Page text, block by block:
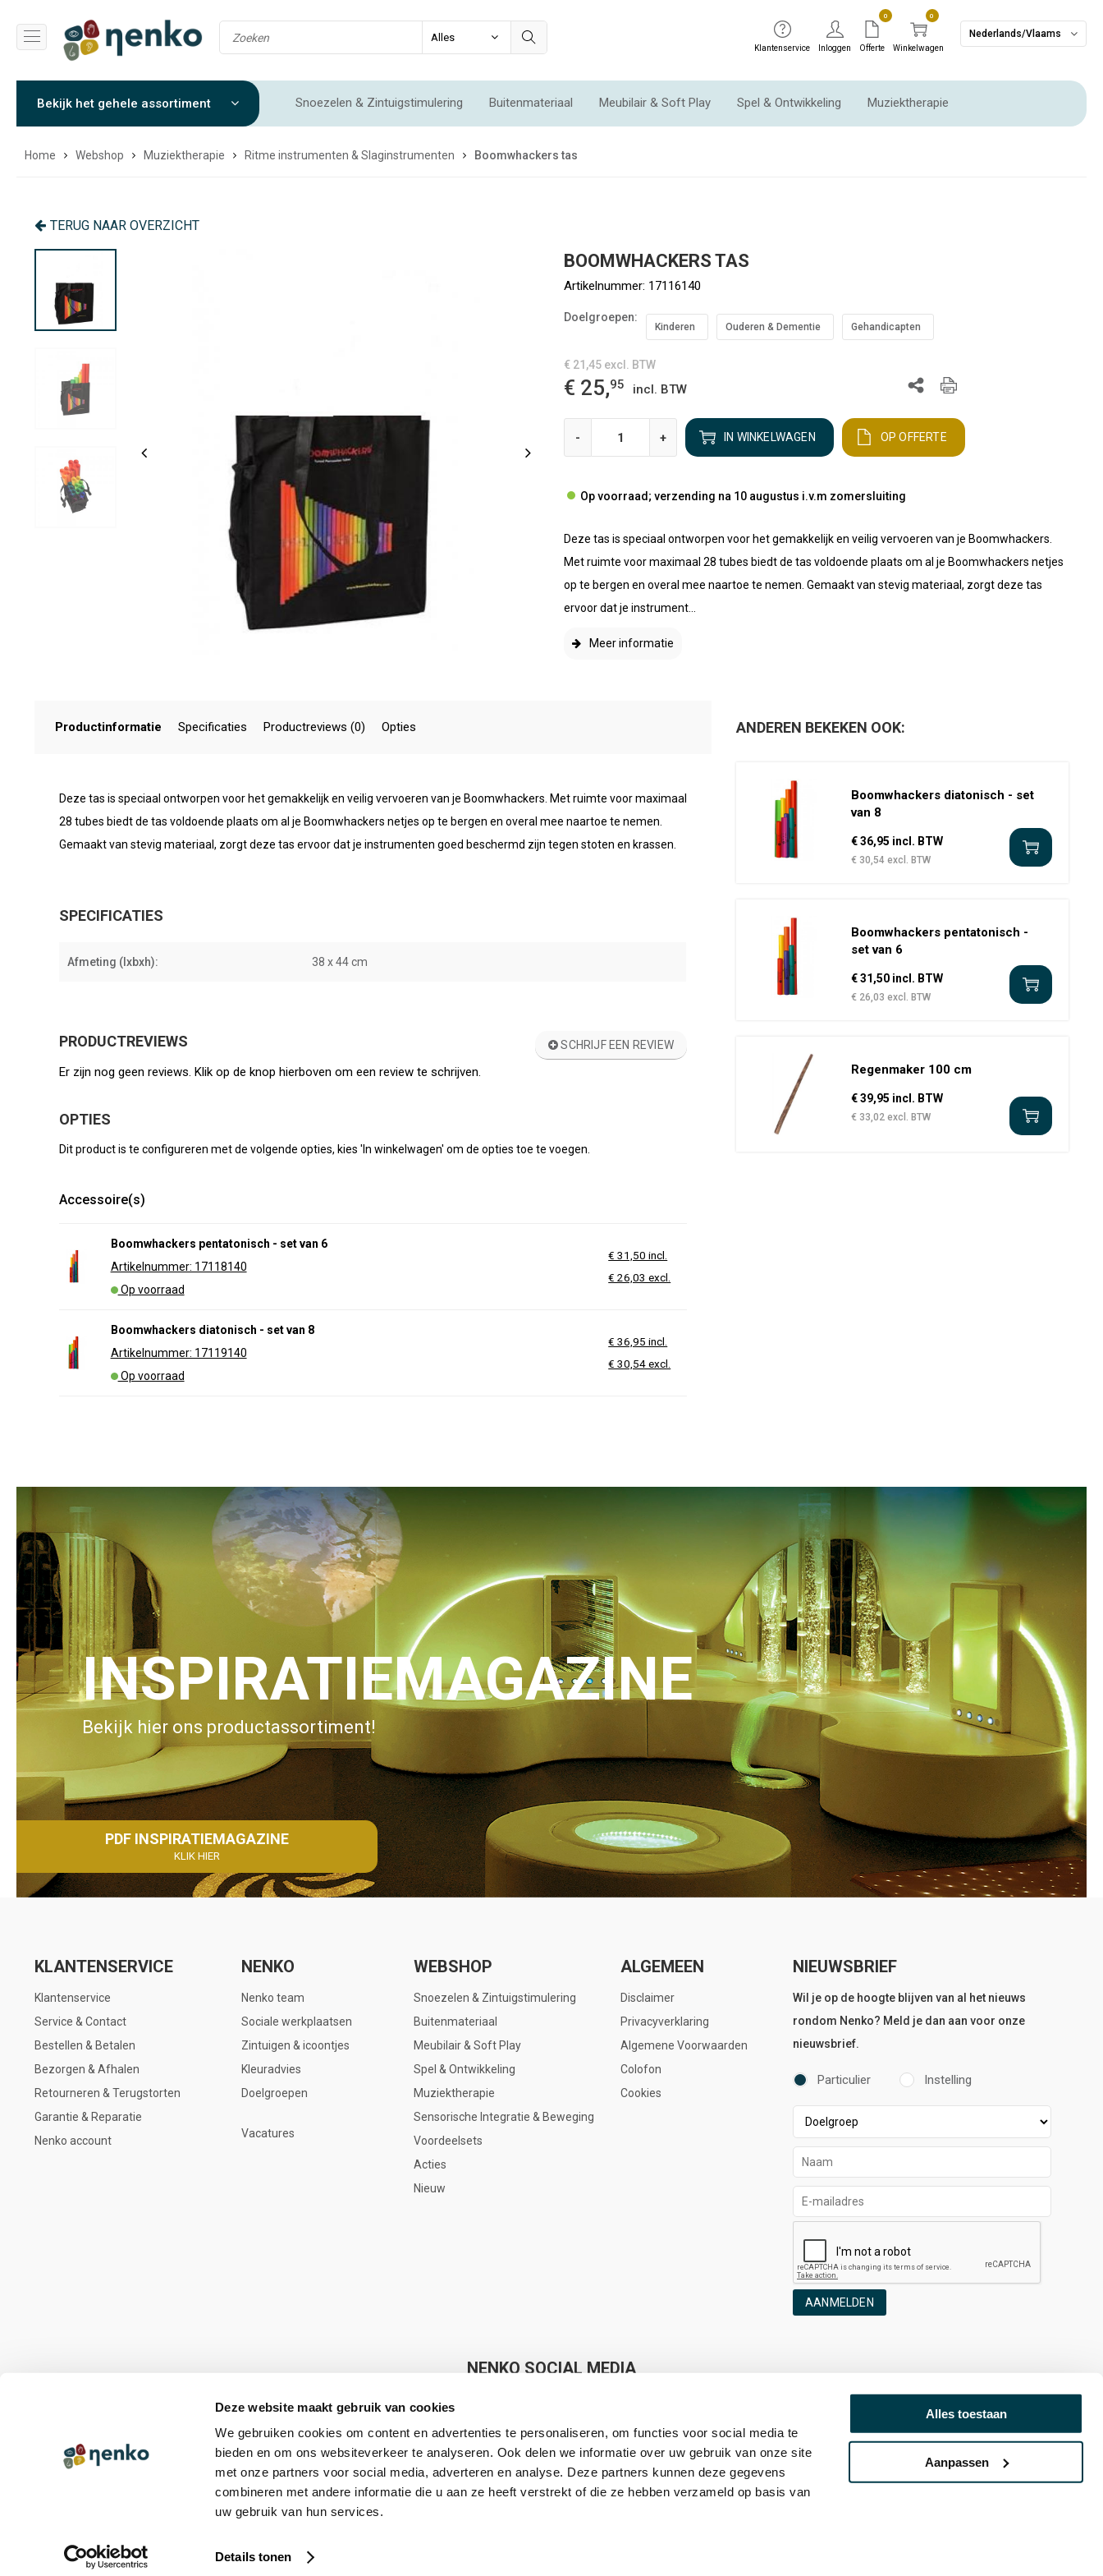
Deze website maakt gebruik van cookies
We gebruiken cookies om content en advertenties te personaliseren, om functies voor social media te
bieden en om ons websiteverkeer te analyseren. Ook delen we informatie over uw gebruik van onze site
met onze partners voor social media, adverteren en analyse. Deze partners kunnen deze gegevens
combineren met andere informatie die u aan ze heeft verstrekt of die ze hebben verzameld op basis van
uw gebruik van hun services.
Details tonen
Alles toestaan
Aanpassen
Klantenservice Inloggen
0
Offerte
0
Winkelwagen
Nederlands/Vlaams
Bekijk het gehele assortiment Snoezelen & Zintuigstimulering Buitenmateriaal Meubilair & Soft Play Spel & Ontwikkeling Muziektherapie
Sensorische Integratie & Beweging Voordeelsets
Home Webshop Muziektherapie Ritme instrumenten & Slaginstrumenten Boomwhackers tas
TERUG NAAR OVERZICHT
BOOMWHACKERS TAS
Artikelnummer: 17116140
Doelgroepen:
Kinderen Ouderen & Dementie Gehandicapten
€ 21,45 excl. BTW
€ 25,95 incl. BTW
- + IN WINKELWAGEN OP OFFERTE
Op voorraad; verzending na 10 augustus i.v.m zomersluiting
Deze tas is speciaal ontworpen voor het gemakkelijk en veilig vervoeren van je Boomwhackers.
Met ruimte voor maximaal 28 tubes biedt de tas voldoende plaats om al je Boomwhackers netjes
op te bergen en overal mee naartoe te nemen. Gemaakt van stevig materiaal, zorgt deze tas
ervoor dat je instrument...
Meer informatie
Productinformatie Specificaties Productreviews (0) Opties
Deze tas is speciaal ontworpen voor het gemakkelijk en veilig vervoeren van je Boomwhackers. Met ruimte voor maximaal
28 tubes biedt de tas voldoende plaats om al je Boomwhackers netjes op te bergen en overal mee naartoe te nemen.
Gemaakt van stevig materiaal, zorgt deze tas ervoor dat je instrumenten goed beschermd zijn tegen stoten en krassen.
SPECIFICATIES
Afmeting (lxbxh): 38 x 44 cm
PRODUCTREVIEWS SCHRIJF EEN REVIEW
Er zijn nog geen reviews. Klik op de knop hierboven om een review te schrijven.
OPTIES
Dit product is te configureren met de volgende opties, kies 'In winkelwagen' om de opties toe te voegen.
Accessoire(s)
Boomwhackers pentatonisch - set van 6
Artikelnummer: 17118140
Op voorraad
€ 31,50 incl.
€ 26,03 excl.
Boomwhackers diatonisch - set van 8
Artikelnummer: 17119140
Op voorraad
€ 36,95 incl.
€ 30,54 excl.
ANDEREN BEKEKEN OOK:
Boomwhackers diatonisch - set
van 8
€ 36,95 incl. BTW
€ 30,54 excl. BTW
Boomwhackers pentatonisch -
set van 6
€ 31,50 incl. BTW
€ 26,03 excl. BTW
Regenmaker 100 cm
€ 39,95 incl. BTW
€ 33,02 excl. BTW
INSPIRATIEMAGAZINE
Bekijk hier ons productassortiment!
PDF INSPIRATIEMAGAZINE
KLIK HIER
KLANTENSERVICE
Klantenservice
Service & Contact
Bestellen & Betalen
Bezorgen & Afhalen
Retourneren & Terugstorten
Garantie & Reparatie
Nenko account
NENKO
Nenko team
Sociale werkplaatsen
Zintuigen & icoontjes
Kleuradvies
Doelgroepen
Vacatures
WEBSHOP
Snoezelen & Zintuigstimulering
Buitenmateriaal
Meubilair & Soft Play
Spel & Ontwikkeling
Muziektherapie
Sensorische Integratie & Beweging
Voordeelsets
Acties
Nieuw
ALGEMEEN
Disclaimer
Privacyverklaring
Algemene Voorwaarden
Colofon
Cookies
NIEUWSBRIEF
Wil je op de hoogte blijven van al het nieuws
rondom Nenko? Meld je dan aan voor onze
nieuwsbrief.
Particulier Instelling
AANMELDEN
NENKO SOCIAL MEDIA
Nenko makes Sense
© Copyright 2026 Nenko Online Identity & Solutions